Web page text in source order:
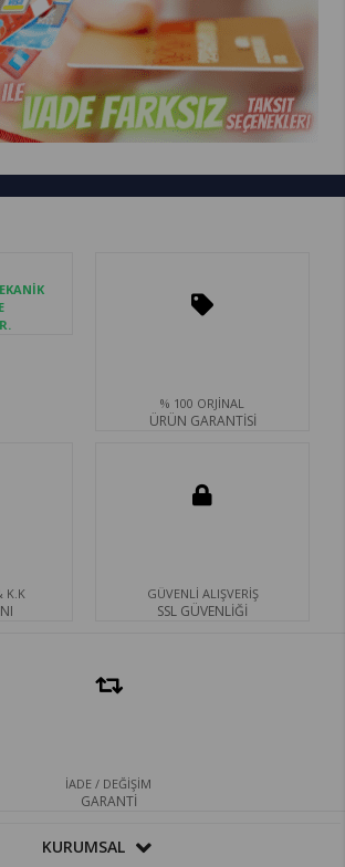
% 100 ORJİNAL
ÜRÜN GARANTİSİ
K.K GÜVENLİ ALIŞVERİŞ
SSL GÜVENLİĞİ
İADE / DEĞİŞİM
GARANTİ
KURUMSAL